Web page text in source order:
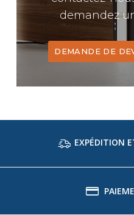
demandez
DEMANDE DE
EXPÉDITION